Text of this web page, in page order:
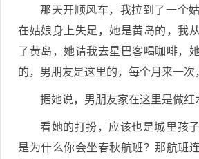
那天开顺风车，我拉到了一个
在姑娘身上失足，她是黄岛的，我
了黄岛，她请我去星巴客喝咖啡，
的，男朋友是这里的，每个月来一次
据她说，男朋友家在这里是做红
看她的打扮，应该也是城里孩
是为什么你会坐春秋航班？那航班